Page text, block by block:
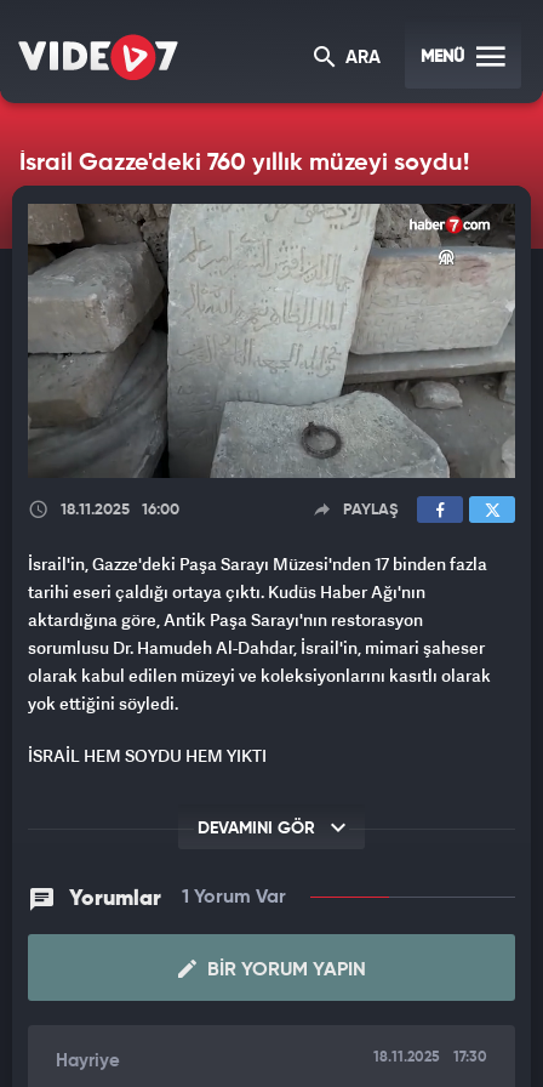
ARA MENÜ
İsrail Gazze'deki 760 yıllık müzeyi soydu!
18.11.2025 16:00 PAYLAŞ
İsrail'in, Gazze'deki Paşa Sarayı Müzesi'nden 17 binden fazla
tarihi eseri çaldığı ortaya çıktı. Kudüs Haber Ağı'nın
aktardığına göre, Antik Paşa Sarayı'nın restorasyon
sorumlusu Dr. Hamudeh Al-Dahdar, İsrail'in, mimari şaheser
olarak kabul edilen müzeyi ve koleksiyonlarını kasıtlı olarak
yok ettiğini söyledi.
İSRAİL HEM SOYDU HEM YIKTI
tarihi eser barındırdığını ancak İsrail ordusunun bunlara el
aramalarda yalnızca 20 tarihi eserin bulunabildiğini sözlerine
ekleyen Al-Dahdar, müzede Memlük, Osmanlı, Bizans, Roma ve
bulunduğunu vurguladı. Al-Dahdar, eserlerin kaybolmasından
İsrail ve destekçilerini sorumlu tuttu.
Konuyla ilgili olarak UNESCO, savaş sırasında Gazze'de 114'ten
DEVAMINI GÖR
Yorumlar 1 Yorum Var
BIR YORUM YAPIN
Hayriye 18.11.2025 17:30